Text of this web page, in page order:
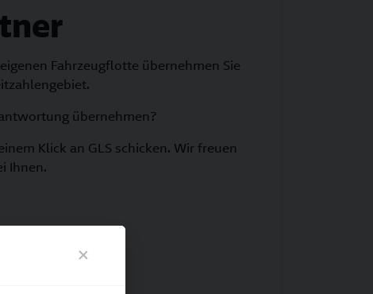
Fahrzeugflotte übernehmen Sie
übernehmen?
Klick an GLS schicken. Wir freuen
Ihnen.